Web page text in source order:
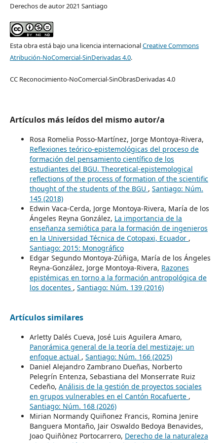
Derechos de autor 2021 Santiago
Esta obra está bajo una licencia internacionalCreative Commons
Atribución-NoComercial-SinDerivadas 4.0.
CC Reconocimiento-NoComercial-SinObrasDerivadas 4.0
Artículos más leídos del mismo autor/a
Rosa Romelia Posso-Martínez, Jorge Montoya-Rivera,
Reflexiones teórico-epistemológicas del proceso de
formación del pensamiento científico de los
estudiantes del BGU. Theoretical-epistemological
reflections of the process of formation of the scientific
thought of the students of the BGU , Santiago: Núm.
145 (2018)
Edwin Vaca-Cerda, Jorge Montoya-Rivera, María de los
Ángeles Reyna González, La importancia de la
enseñanza semiótica para la formación de ingenieros
en la Universidad Técnica de Cotopaxi, Ecuador ,
Santiago: 2015: Monográfico
Edgar Segundo Montoya-Zúñiga, María de los Ángeles
Reyna-González, Jorge Montoya-Rivera, Razones
epistémicas en torno a la formación antropológica de
los docentes , Santiago: Núm. 139 (2016)
Artículos similares
Arletty Dalés Cueva, José Luis Aguilera Amaro,
Panorámica general de la teoría del mestizaje: un
enfoque actual , Santiago: Núm. 166 (2025)
Daniel Alejandro Zambrano Dueñas, Norberto
Pelegrín Entenza, Sebastiana del Monserrate Ruiz
Cedeño, Análisis de la gestión de proyectos sociales
en grupos vulnerables en el Cantón Rocafuerte ,
Santiago: Núm. 168 (2026)
Mirian Normandy Quiñonez Francis, Romina Jenire
Banguera Montaño, Jair Oswaldo Bedoya Benavides,
Joao Quiñònez Portocarrero, Derecho de la naturaleza